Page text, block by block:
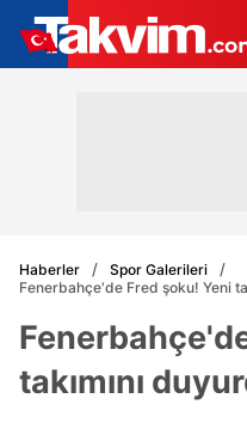
Haberler
Spor Galerileri
Fenerbahçe'de Fred şoku! Yeni
takımını